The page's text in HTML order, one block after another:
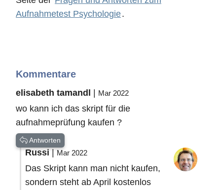
Aufnahmetest Psychologie.
Kommentare
elisabeth tamandl | Mar 2022
wo kann ich das skript für die
aufnahmeprüfung kaufen ?
Antworten
Russi|Mar 2022
Das Skript kann man nicht kaufen,
sondern steht ab April kostenlos